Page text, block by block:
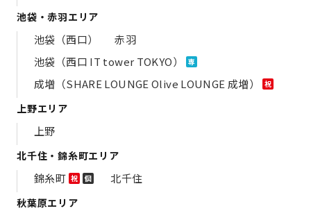
池袋・赤羽エリア
池袋（西口）
赤羽
池袋（西口 IT tower TOKYO）
専
成増（SHARE LOUNGE Olive LOUNGE 成増） 祝
上野エリア
上野
北千住・錦糸町エリア
錦糸町 祝 個 北千住
秋葉原エリア